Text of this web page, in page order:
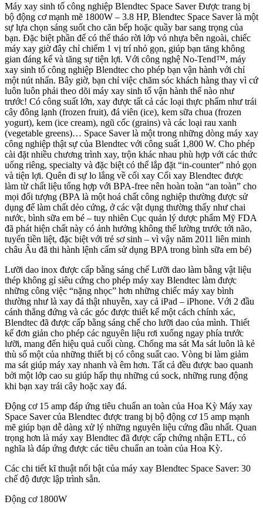
Máy xay sinh tố công nghiệp Blendtec Space Saver Được trang bị
bộ động cơ mạnh mẽ 1800W – 3.8 HP, Blendtec Space Saver là một
sự lựa chọn sáng suốt cho căn bếp hoặc quầy bar sang trọng của
bạn. Đặc biệt phần đế có thể tháo rời lớp vỏ nhựa bên ngoài, chiếc
máy xay giờ đây chỉ chiếm 1 vị trí nhỏ gọn, giúp bạn tăng không
gian đáng kể và tăng sự tiện lợi. Với công nghệ No-Tend™, máy
xay sinh tố công nghiệp Blendtec cho phép bạn vận hành với chỉ
một nút nhấn. Bây giờ, bạn chỉ việc chăm sóc khách hàng thay vì cứ
luôn luôn phải theo dõi máy xay sinh tố vận hành thế nào như
trước! Có công suất lớn, xay được tất cả các loại thực phẩm như trái
cây đông lạnh (frozen fruit), đá viên (ice), kem sữa chua (frozen
yogurt), kem (ice cream), ngũ cốc (grains) và các loại rau xanh
(vegetable greens)… Space Saver là một trong những dòng máy xay
công nghiệp thật sự của Blendtec với công suất 1,800 W. Cho phép
cài đặt nhiều chương trình xay, trộn khác nhau phù hợp với các thức
uống riêng, specialty và đặc biệt có thể lắp đặt “in-counter” nhỏ gọn
và tiện lợi. Quên đi sự lo lắng về cối xay Cối xay Blendtec được
làm từ chất liệu tổng hợp với BPA-free nên hoàn toàn “an toàn” cho
mọi đối tượng (BPA là một hoá chất công nghiệp thường được sử
dụng để làm chất dẻo cứng, ở các vật dụng thường thấy như chai
nước, bình sữa em bé – tuy nhiên Cục quản lý dược phẩm Mỹ FDA
đã phát hiện chất này có ảnh hưởng không thể lường trước tới não,
tuyến tiền liệt, đặc biệt với trẻ sơ sinh – vì vậy năm 2011 liên minh
châu Âu đã thi hành lệnh cấm sử dụng BPA trong bình sữa em bé)
Lưỡi dao inox được cấp bằng sáng chế Lưỡi dao làm bằng vật liệu
thép không gỉ siêu cứng cho phép máy xay Blendtec làm được
những công việc “nặng nhọc” hơn những chiếc máy xay bình
thường như là xay đá thật nhuyễn, xay cả iPad – iPhone. Với 2 đầu
cánh thẳng đứng và các góc được thiết kế một cách chính xác,
Blendtec đã được cấp bằng sáng chế cho lưỡi dao của mình. Thiết
kế đơn giản cho phép các nguyên liệu rơi xuống ngay phía trước
lưỡi, mang đến hiệu quả cuối cùng. Chống ma sát Ma sát luôn là kẻ
thù số một của những thiết bị có công suất cao. Vòng bi làm giảm
ma sát giúp máy xay nhanh và êm hơn. Tất cả đều được bao quanh
bởi một lớp cao su giúp hấp thụ những cú sock, những rung động
khi bạn xay trái cây hoặc xay đá.
Động cơ 15 amp đáp ứng tiêu chuẩn an toàn của Hoa Kỳ Máy xay
Space Saver của Blendtec được trang bị bộ động cơ 15 amp mạnh
mẽ giúp bạn dễ dàng xử lý những nguyên liệu cứng đầu nhất. Quan
trọng hơn là máy xay Blendtec đã được cấp chứng nhận ETL, có
nghĩa là đáp ứng được các tiêu chuẩn an toàn của Hoa Kỳ.
Các chi tiết kĩ thuật nổi bật của máy xay Blendtec Space Saver: 30
chế độ được lập trình sẵn.
Động cơ 1800W